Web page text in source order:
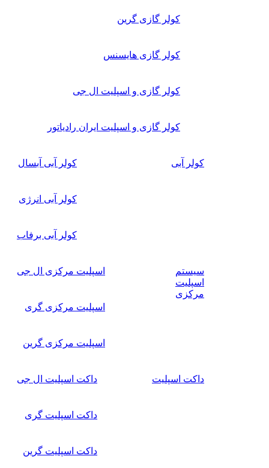
کولر گازی گرین
کولر گازی هایسنس
کولر گازی و اسپلیت ال جی
کولر گازی و اسپلیت ایران رادیاتور
کولر آبی کولر آبی آبسال
کولر آبی انرژی
کولر آبی برفاب
سیستم
اسپلیت
مرکزی
اسپلیت مرکزی ال جی
اسپلیت مرکزی گری
اسپلیت مرکزی گرین
داکت اسپلیت داکت اسپلیت ال جی
داکت اسپلیت گری
داکت اسپلیت گرین